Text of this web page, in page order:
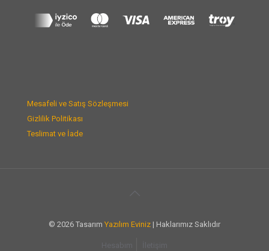
Mesafeli ve Satış Sözleşmesi
Gizlilik Politikası
Teslimat ve İade
© 2026 Tasarım Yazılım Eviniz | Haklarımız Saklıdır
Hesabım İletişim